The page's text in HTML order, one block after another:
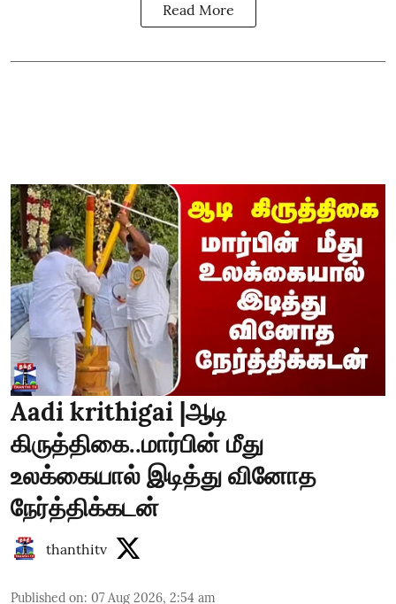
Read More
Aadi krithigai |ஆடி
கிருத்திகை..மார்பின் மீது
உலக்கையால் இடித்து வினோத
நேர்த்திக்கடன்
thanthitv
Published on: 07 Aug 2026, 2:54 am